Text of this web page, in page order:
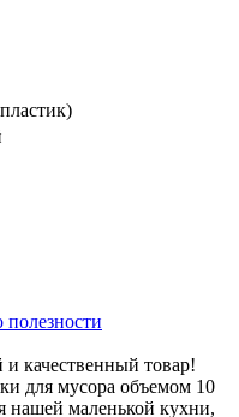
полезности
качественный товар!
для мусора объемом 10
нашей маленькой кухни,